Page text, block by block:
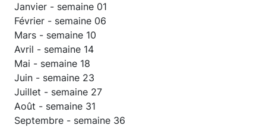
Janvier - semaine 01
Février - semaine 06
Mars - semaine 10
Avril - semaine 14
Mai - semaine 18
Juin - semaine 23
Juillet - semaine 27
Août - semaine 31
Septembre - semaine 36